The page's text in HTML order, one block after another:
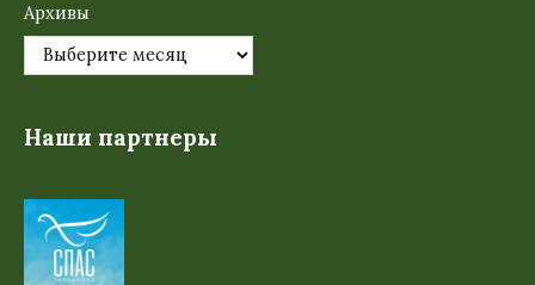
Архивы
Наши партнеры